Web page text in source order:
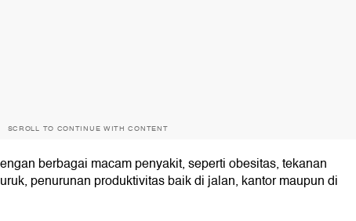
SCROLL TO CONTINUE WITH CONTENT
berbagai macam penyakit, seperti obesitas, tekanan
penurunan produktivitas baik di jalan, kantor maupun di